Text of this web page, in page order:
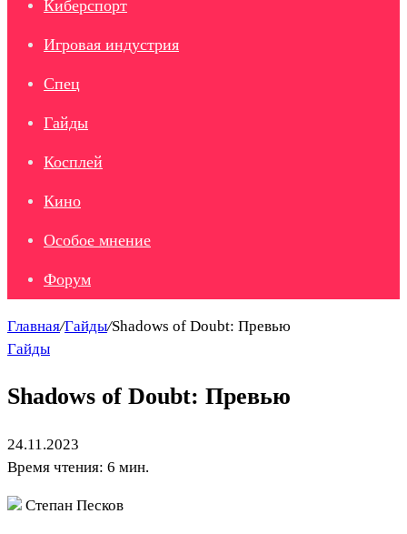
Киберспорт
Игровая индустрия
Спец
Гайды
Косплей
Кино
Особое мнение
Форум
Главная/Гайды/Shadows of Doubt: Превью
Гайды
Shadows of Doubt: Превью
24.11.2023
Время чтения: 6 мин.
Степан Песков